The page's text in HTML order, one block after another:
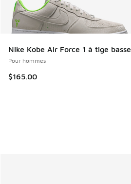
Nike Kobe Air Force 1 à tige basse
Pour hommes
$165.00